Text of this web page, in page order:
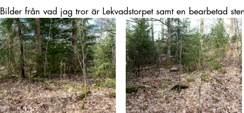
Bilder från vad jag tror är Lekvadstorpet samt en bearbetad